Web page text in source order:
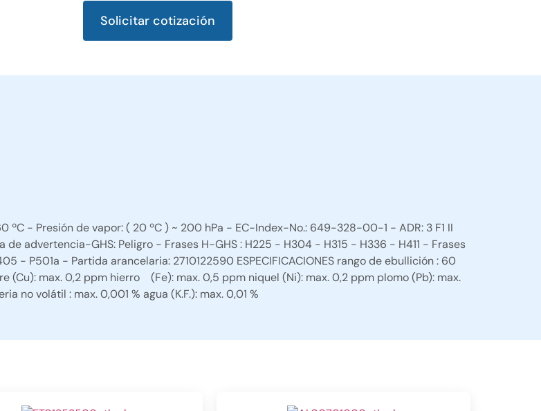
Solicitar cotización
- Presión de vapor: ( 20 ºC ) ~ 200 hPa - EC-Index-No.: 649-328-00-1 - ADR: 3 F1 II
de advertencia-GHS: Peligro - Frases H-GHS : H225 - H304 - H315 - H336 - H411 - Frases
- P501a - Partida arancelaria: 2710122590 ESPECIFICACIONES rango de ebullición : 60
(Cu): max. 0,2 ppm hierro (Fe): max. 0,5 ppm niquel (Ni): max. 0,2 ppm plomo (Pb): max.
no volátil : max. 0,001 % agua (K.F.): max. 0,01 %